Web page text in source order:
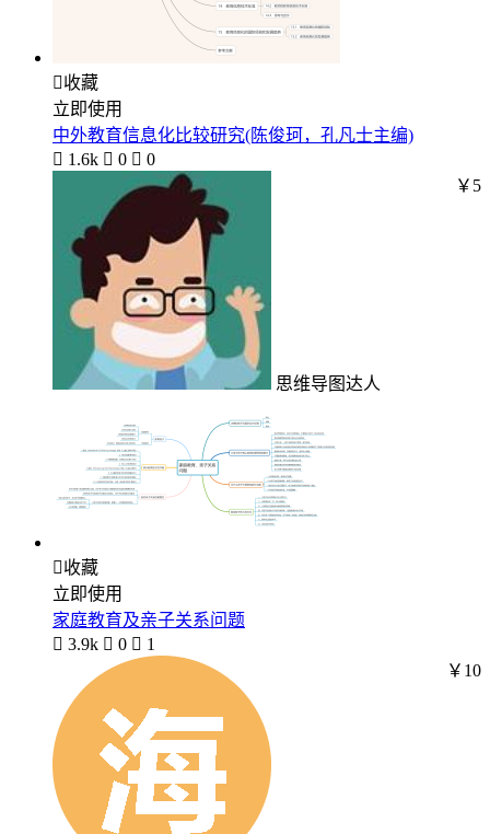
收藏
立即使用
中外教育信息化比较研究(陈俊珂，孔凡士主编)
 1.6k  0  0
思维导图达人
￥5
收藏
立即使用
家庭教育及亲子关系问题
 3.9k  0  1
￥10